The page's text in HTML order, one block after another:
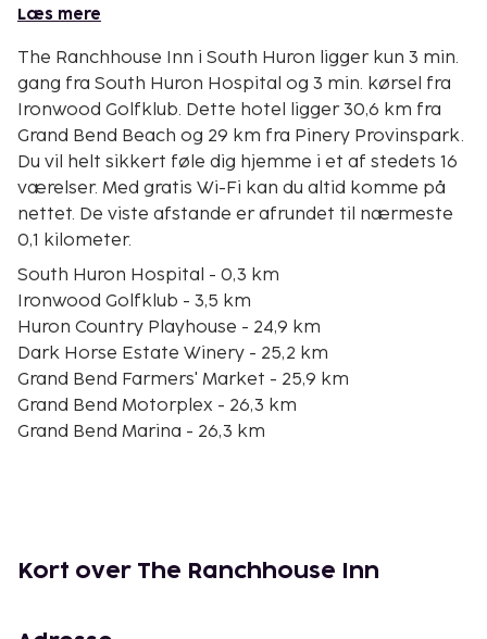
Læs mere
The Ranchhouse Inn i South Huron ligger kun 3 min.
gang fra South Huron Hospital og 3 min. kørsel fra
Ironwood Golfklub. Dette hotel ligger 30,6 km fra
Grand Bend Beach og 29 km fra Pinery Provinspark.
Du vil helt sikkert føle dig hjemme i et af stedets 16
værelser. Med gratis Wi-Fi kan du altid komme på
nettet. De viste afstande er afrundet til nærmeste
0,1 kilometer.
South Huron Hospital - 0,3 km
Ironwood Golfklub - 3,5 km
Huron Country Playhouse - 24,9 km
Dark Horse Estate Winery - 25,2 km
Grand Bend Farmers' Market - 25,9 km
Grand Bend Motorplex - 26,3 km
Grand Bend Marina - 26,3 km
Huronsøen - 30,1 km
Kort over The Ranchhouse Inn